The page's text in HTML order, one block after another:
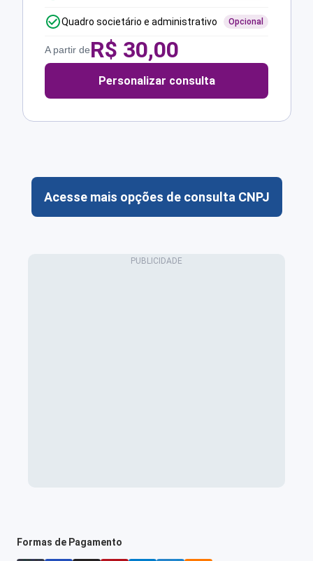
Quadro societário e administrativo Opcional
A partir deR$ 30,00
Personalizar consulta
Acesse mais opções de consulta CNPJ
Formas de Pagamento